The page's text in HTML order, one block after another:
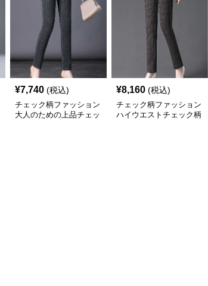
¥7,740 (税込)
チェック柄ファッション
大人のための上品チェッ
¥8,160 (税込)
チェック柄ファッション
ハイウエストチェック柄